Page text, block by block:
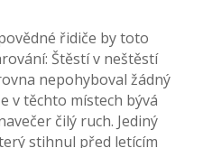
řidiče by toto
Štěstí v neštěstí
nepohyboval žádný
v těchto místech bývá
čilý ruch. Jediný
stihnul před letícím